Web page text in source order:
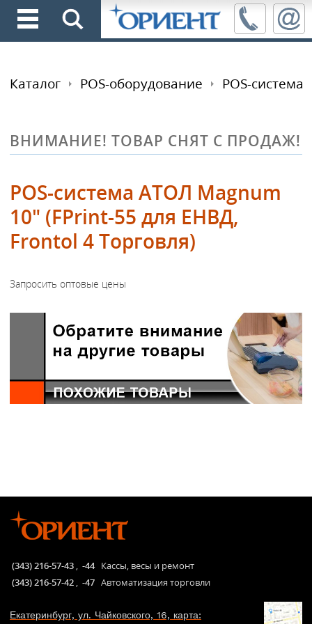
Каталог POS-оборудование POS-система
ВНИМАНИЕ! ТОВАР СНЯТ С ПРОДАЖ!
POS-система АТОЛ Magnum
10" (FPrint-55 для ЕНВД,
Frontol 4 Торговля)
(343) 216-57-43 , -44 Кассы, весы и ремонт
(343) 216-57-42 , -47 Автоматизация торговли
Екатеринбург, ул. Чайковского, 16, карта: